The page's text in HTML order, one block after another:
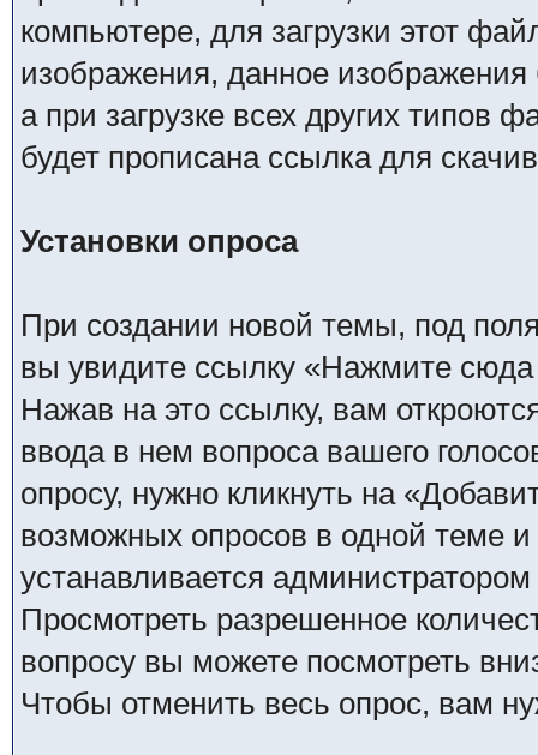
компьютере, для загрузки этот
изображения, данное
а при загрузке всех других типов
будет прописана ссылка для
Установки опроса
При создании новой темы, под
вы увидите ссылку «Нажмите
Нажав на это ссылку, вам
ввода в нем вопроса вашего
опросу, нужно кликнуть на
возможных опросов в одной теме и
устанавливается
Просмотреть разрешенное
вопросу вы можете посмотреть
Чтобы отменить весь опрос, вам